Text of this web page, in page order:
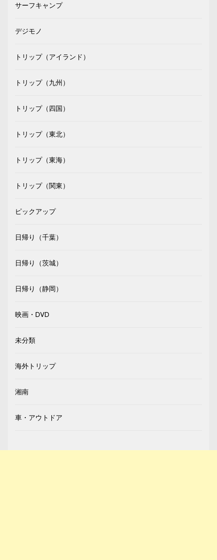
サーフキャンプ
デジモノ
トリップ（アイランド）
トリップ（九州）
トリップ（四国）
トリップ（東北）
トリップ（東海）
トリップ（関東）
ピックアップ
日帰り（千葉）
日帰り（茨城）
日帰り（静岡）
映画・DVD
未分類
海外トリップ
湘南
車・アウトドア